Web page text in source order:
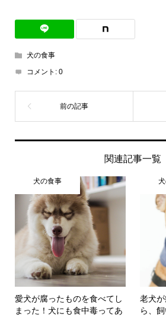
犬の食事
コメント: 0
関連記事一覧
犬の食事
愛犬が腐ったものを食べてし
まった！犬にも食中毒ってあ
老犬
ら、